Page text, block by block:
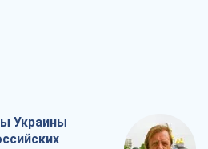
Украины